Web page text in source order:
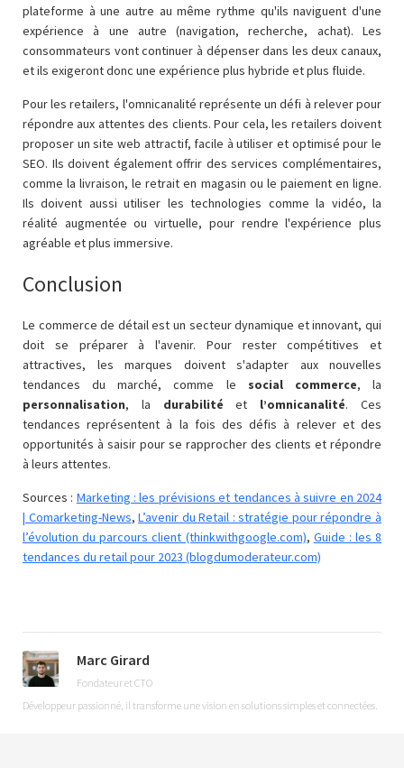
plateforme à une autre au même rythme qu'ils naviguent d'une
expérience à une autre (navigation, recherche, achat). Les
consommateurs vont continuer à dépenser dans les deux canaux,
et ils exigeront donc une expérience plus hybride et plus fluide.
Pour les retailers, l'omnicanalité représente un défi à relever pour
répondre aux attentes des clients. Pour cela, les retailers doivent
proposer un site web attractif, facile à utiliser et optimisé pour le
SEO. Ils doivent également offrir des services complémentaires,
comme la livraison, le retrait en magasin ou le paiement en ligne.
Ils doivent aussi utiliser les technologies comme la vidéo, la
réalité augmentée ou virtuelle, pour rendre l'expérience plus
agréable et plus immersive.
Conclusion
Le commerce de détail est un secteur dynamique et innovant, qui
doit se préparer à l'avenir. Pour rester compétitives et
attractives, les marques doivent s'adapter aux nouvelles
tendances du marché, comme le social commerce, la
personnalisation, la durabilitéet l’omnicanalité. Ces
tendances représentent à la fois des défis à relever et des
opportunités à saisir pour se rapprocher des clients et répondre
à leurs attentes.
Sources : Marketing : les prévisions et tendances à suivre en 2024
| Comarketing-News,L’avenir du Retail : stratégie pour répondre à
l’évolution du parcours client (thinkwithgoogle.com), Guide : les 8
tendances du retail pour 2023 (blogdumoderateur.com)
Marc Girard
Fondateur et CTO
Développeur passionné, il transforme une vision en solutions simples et connectées.